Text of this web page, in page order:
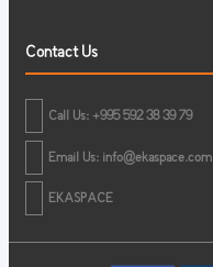
Contact Us
Call Us: +995 592 38 39 79
Email Us: info@ekaspace.com
EKASPACE